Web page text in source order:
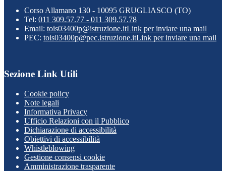
Corso Allamano 130 - 10095 GRUGLIASCO (TO)
Tel: 011 309.57.77 - 011 309.57.78
Email: tois03400p@istruzione.itLink per inviare una mail
PEC: tois03400p@pec.istruzione.itLink per inviare una mail
Sezione Link Utili
Cookie policy
Note legali
Informativa Privacy
Ufficio Relazioni con il Pubblico
Dichiarazione di accessibilità
Obiettivi di accessibilità
Whistleblowing
Gestione consensi cookie
Amministrazione trasparente